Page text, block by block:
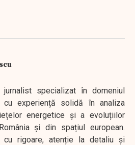
specializat în domeniul
cu experiență solidă în analiza
energetice și a evoluțiilor
și din spațiul european.
cu rigoare, atenție la detaliu și